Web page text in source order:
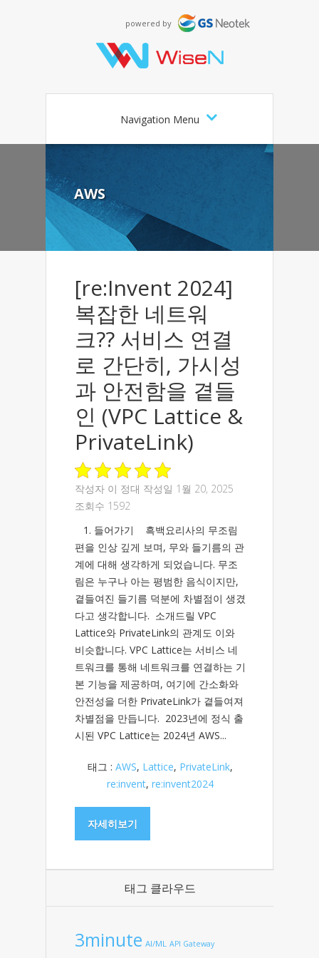
powered by
Navigation Menu
AWS
[re:Invent 2024]
복잡한 네트워
크?? 서비스 연결
로 간단히, 가시성
과 안전함을 곁들
인 (VPC Lattice &
PrivateLink)
작성자 이 정대 작성일 1월 20, 2025
조회수 1592
1. 들어가기 흑백요리사의 무조림
편을 인상 깊게 보며, 무와 들기름의 관
계에 대해 생각하게 되었습니다. 무조
림은 누구나 아는 평범한 음식이지만,
곁들여진 들기름 덕분에 차별점이 생겼
다고 생각합니다. 소개드릴 VPC
Lattice와 PrivateLink의 관계도 이와
비슷합니다. VPC Lattice는 서비스 네
트워크를 통해 네트워크를 연결하는 기
본 기능을 제공하며, 여기에 간소화와
안전성을 더한 PrivateLink가 곁들여져
차별점을 만듭니다. 2023년에 정식 출
시된 VPC Lattice는 2024년 AWS...
태그 : AWS, Lattice, PrivateLink,
re:invent, re:invent2024
자세히보기
태그 클라우드
3minute AI/ML API Gateway